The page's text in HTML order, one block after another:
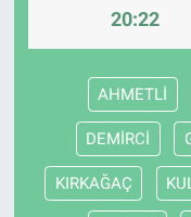
20:22
AHMETLİ
DEMİRCİ
KIRKAĞAÇ